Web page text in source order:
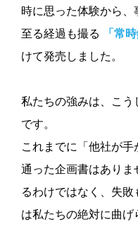
時に思った体験から
至る経過も撮る
「常
けて発売しました。
私たちの強みは、こう
です。
これまでに「他社が
通った企画書はありま
るわけではなく、失
は私たちの絶対に曲げ